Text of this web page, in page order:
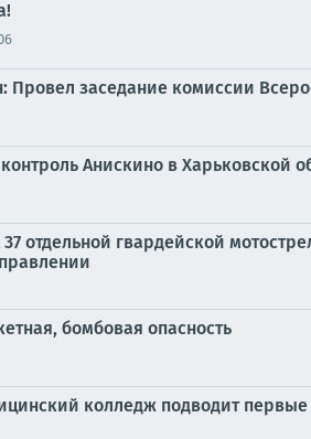
Провел заседание комиссии
Анискино в Харьковской
отдельной гвардейской
бомбовая опасность
колледж подводит первые